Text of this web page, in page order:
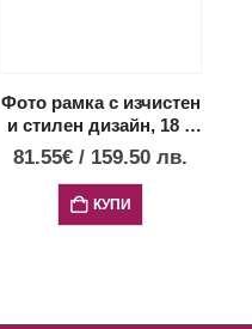
Фото рамка с изчистен
и стилен дизайн, 18 х
24 см
81.55€ / 159.50 лв.
КУПИ